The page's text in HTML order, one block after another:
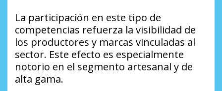
La participación en este tipo de
competencias refuerza la visibilidad de
los productores y marcas vinculadas al
sector. Este efecto es especialmente
notorio en el segmento artesanal y de
alta gama.